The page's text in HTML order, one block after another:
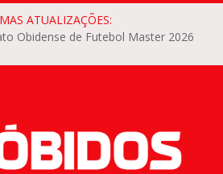
ATUALIZAÇÕES:
Obidense de Futebol Master 2026